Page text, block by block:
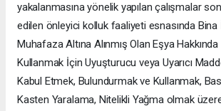
yakalanmasına yönelik yapılan çalışmalar
edilen önleyici kolluk faaliyeti esnasında Bina
Muhafaza Altına Alınmış Olan Eşya Hakkında
Kullanmak İçin Uyuşturucu veya Uyarıcı
Kabul Etmek, Bulundurmak ve Kullanmak,
Kasten Yaralama, Nitelikli Yağma olmak